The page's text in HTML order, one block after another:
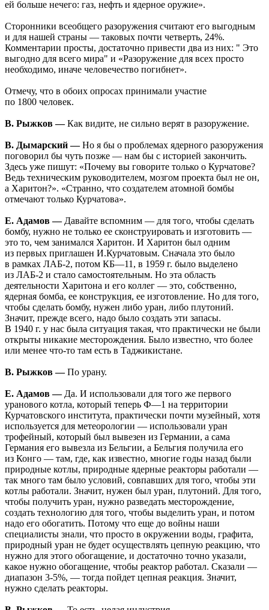
ей больше нечего: газ, нефть и ядерное оружие».
Сторонники всеобщего разоружения считают его выгодным
и для нашей страны — таковых почти четверть, 24%.
Комментарии просты, достаточно привести два из них: " Это
выгодно для всего мира" и «Разоружение для всех просто
необходимо, иначе человечество погибнет».
Отмечу, что в обоих опросах принимали участие
по 1800 человек.
В. Рыжков —Как видите, не сильно верят в разоружение.
В. Дымарский —Но я бы о проблемах ядерного разоружения
поговорил бы чуть позже — нам бы с историей закончить.
Здесь уже пишут: «Почему вы говорите только о Курчатове?
Ведь техническим руководителем, мозгом проекта был не он,
а Харитон?». «Странно, что создателем атомной бомбы
отмечают только Курчатова».
Е. Адамов —Давайте вспомним — для того, чтобы сделать
бомбу, нужно не только ее сконструировать и изготовить —
это то, чем занимался Харитон. И Харитон был одним
из первых приглашен И.Курчатовым. Сначала это было
в рамках ЛАБ-2, потом КБ—11, в 1959 г. было выделено
из ЛАБ-2 и стало самостоятельным. Но эта область
деятельности Харитона и его коллег — это, собственно,
ядерная бомба, ее конструкция, ее изготовление. Но для того,
чтобы сделать бомбу, нужен либо уран, либо плутоний.
Значит, прежде всего, надо было создать эти запасы.
В 1940 г. у нас была ситуация такая, что практически не были
открыты никакие месторождения. Было известно, что более
или менее что-то там есть в Таджикистане.
В. Рыжков —По урану.
Е. Адамов —Да. И использовали для того же первого
уранового котла, который теперь Ф—1 на территории
Курчатовского института, практически почти музейный, хотя
используется для метеорологии — использовали уран
трофейный, который был вывезен из Германии, а сама
Германия его вывезла из Бельгии, а Бельгия получила его
из Конго — там, где, как известно, многие годы назад были
природные котлы, природные ядерные реакторы работали —
так много там было условий, совпавших для того, чтобы эти
котлы работали. Значит, нужен был уран, плутоний. Для того,
чтобы получить уран, нужно разведать месторождение,
создать технологию для того, чтобы выделить уран, и потом
надо его обогатить. Потому что еще до войны наши
специалисты знали, что просто в окружении воды, графита,
природный уран не будет осуществлять цепную реакцию, что
нужно для этого обогащение, и достаточно точно указали,
какое нужно обогащение, чтобы реактор работал. Сказали —
диапазон 3-5%, — тогда пойдет цепная реакция. Значит,
нужно сделать реакторы.